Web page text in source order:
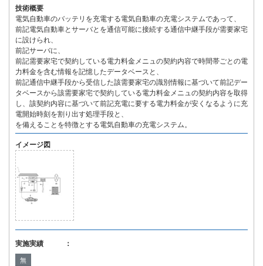
技術概要
電気自動車のバッテリを充電する電気自動車の充電システムであって、
前記電気自動車とサーバとを通信可能に接続する通信中継手段が需要家宅
に設けられ、
前記サーバに、
前記需要家宅で契約している電力料金メニュの契約内容で時間帯ごとの電
力料金を含む情報を記憶したデータベースと、
前記通信中継手段から受信した該需要家宅の識別情報に基づいて前記デー
タベースから該需要家宅で契約している電力料金メニュの契約内容を取得
し、該契約内容に基づいて前記充電に要する電力料金が安くなるように充
電開始時刻を割り出す処理手段と、
を備えることを特徴とする電気自動車の充電システム。
イメージ図
実施実績 ：
無